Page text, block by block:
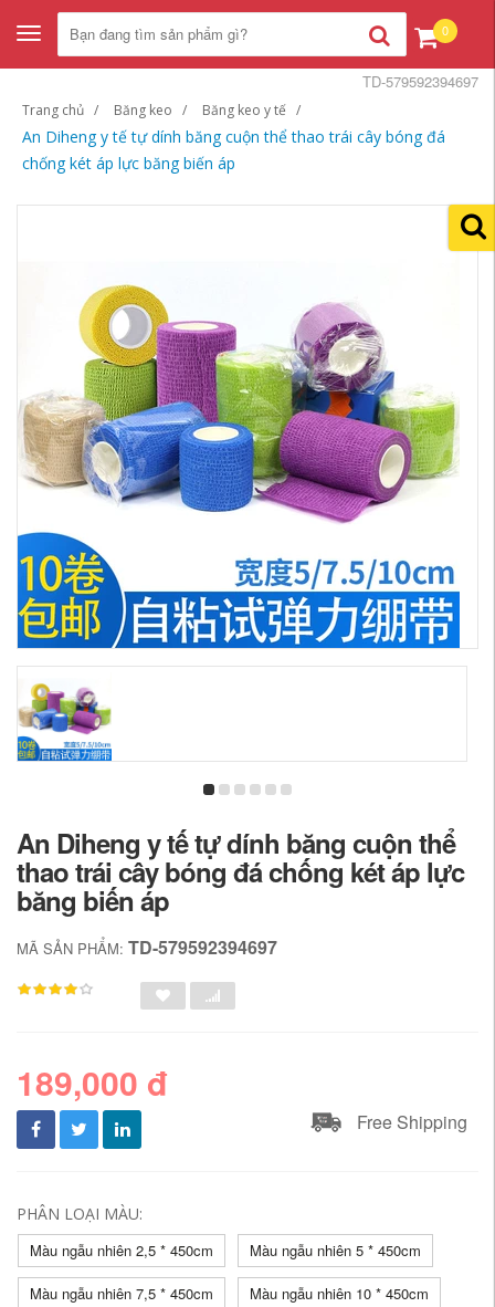
Toggle
navigation
0
Trang chủ Băng keo Băng keo y tế
An Diheng y tế tự dính băng cuộn thể thao trái cây bóng đá
chống két áp lực băng biến áp
TD-579592394697
An Diheng y tế tự dính băng cuộn thể
thao trái cây bóng đá chống két áp lực
băng biến áp
MÃ SẢN PHẨM: TD-579592394697
189,000 đ
Free Shipping
PHÂN LOẠI MÀU:
Màu ngẫu nhiên 2,5 * 450cm
Màu ngẫu nhiên 5 * 450cm
Màu ngẫu nhiên 7,5 * 450cm Màu ngẫu nhiên 10 * 450cm